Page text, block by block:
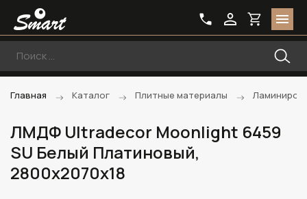
Главная Каталог Плитные материалы
ЛМДФ Ultradecor Moonlight 6459
SU Белый Платиновый,
2800х2070х18